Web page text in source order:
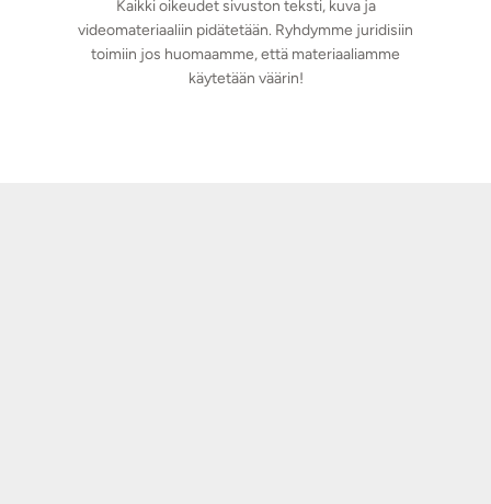
Kaikki oikeudet sivuston teksti, kuva ja
videomateriaaliin pidätetään. Ryhdymme juridisiin
toimiin jos huomaamme, että materiaaliamme
käytetään väärin!